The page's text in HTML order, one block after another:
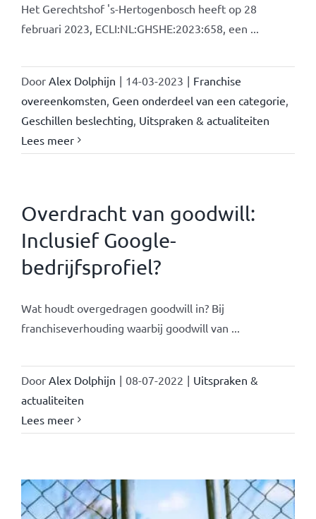
Het Gerechtshof 's-Hertogenbosch heeft op 28
februari 2023, ECLI:NL:GHSHE:2023:658, een ...
Door Alex Dolphijn | 14-03-2023 | Franchise
overeenkomsten, Geen onderdeel van een categorie,
Geschillen beslechting, Uitspraken & actualiteiten
Lees meer
Overdracht van goodwill:
Inclusief Google-
bedrijfsprofiel?
Wat houdt overgedragen goodwill in? Bij
franchiseverhouding waarbij goodwill van ...
Door Alex Dolphijn | 08-07-2022 | Uitspraken &
actualiteiten
Lees meer